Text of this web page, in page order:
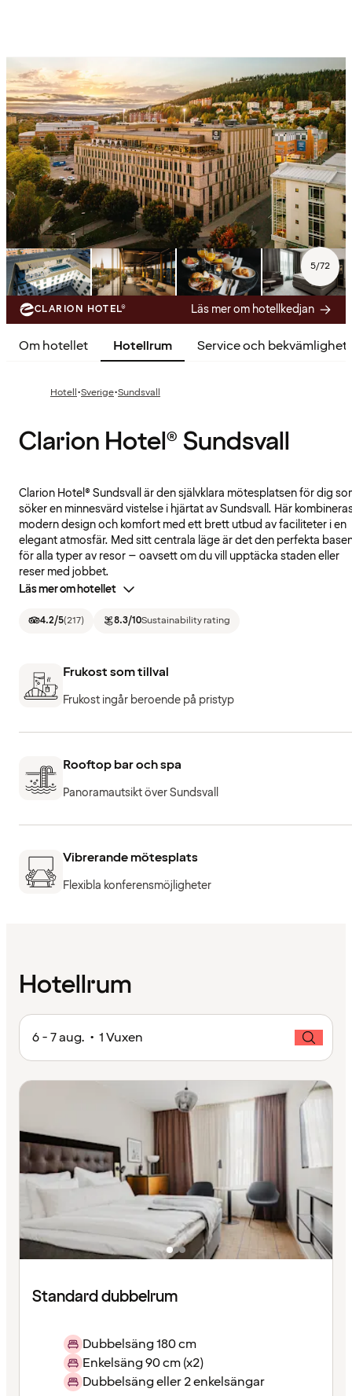
5/72
CLARION HOTEL® Läs mer om hotellkedjan
Om hotellet Hotellrum Service och
Hotell·Sverige·Sundsvall
Clarion Hotel® Sundsvall
Clarion Hotel® Sundsvall är den självklara mötesplatsen för dig
söker en minnesvärd vistelse i hjärtat av Sundsvall. Här
modern design och komfort med ett brett utbud av faciliteter i en
elegant atmosfär. Med sitt centrala läge är det den perfekta
för alla typer av resor – oavsett om du vill upptäcka staden eller
reser med jobbet.
Läs mer om hotellet
4.2/5(217) 8.3/10Sustainability rating
Frukost som tillval
Frukost ingår beroende på pristyp
Rooftop bar och spa
Panoramautsikt över Sundsvall
Vibrerande mötesplats
Flexibla konferensmöjligheter
Hotellrum
6 - 7 aug. • 1 Vuxen
Standard dubbelrum
Dubbelsäng 180 cm
Enkelsäng 90 cm (x2)
Dubbelsäng eller 2 enkelsängar